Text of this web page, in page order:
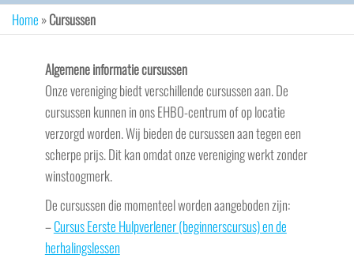
Home »Cursussen
Algemene informatie cursussen
Onze vereniging biedt verschillende cursussen aan. De
cursussen kunnen in ons EHBO-centrum of op locatie
verzorgd worden. Wij bieden de cursussen aan tegen een
scherpe prijs. Dit kan omdat onze vereniging werkt zonder
winstoogmerk.
De cursussen die momenteel worden aangeboden zijn:
–Cursus Eerste Hulpverlener (beginnerscursus) en de
herhalingslessen